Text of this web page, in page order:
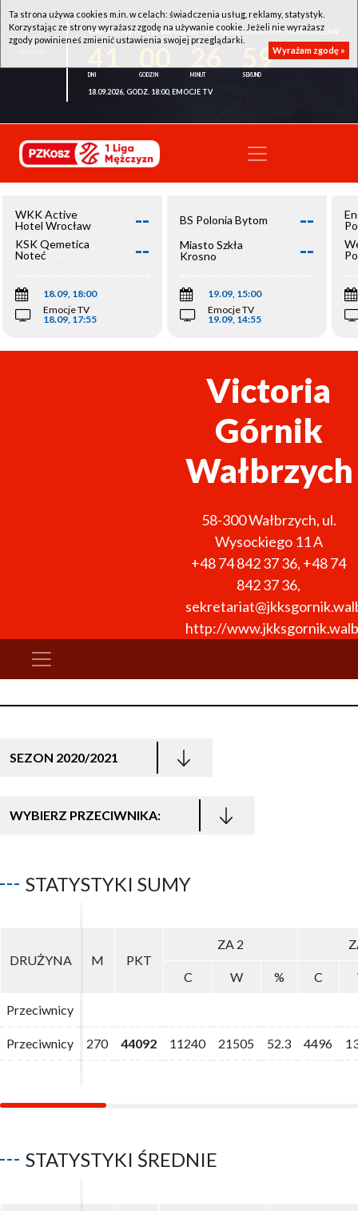
WKK ACTIVE HOTEL WROCŁAW - KSK QEMETICA NOTEĆ INOWROCŁAW
59
18.09.2026, GODZ. 18:00, EMOCJE TV
WKK Active
Hotel Wrocław
--
KSK Qemetica
Noteć
Inowrocław
--
18.09, 18:00
Emocje TV
18.09, 17:55
BS Polonia Bytom --
Miasto Szkła
Krosno
--
19.09, 15:00
Emocje TV
19.09, 14:55
Victoria
Górnik
Wałbrzych
58-300Wałbrzych, ul.
Wysockiego 11 A
+48 74 842 37 36, +48 74
842 37 36,
http://
SEZON 2020/2021
WYBIERZ PRZECIWNIKA:
STATYSTYKI SUMY
DRUŻYNA M PKT
ZA 2
C W % C
Przeciwnicy
Przeciwnicy 270 44092 11240 21505 52.3 4496
DRUŻYNA M PKT
ZA 2
C W % C
Przeciwnicy
Przeciwnicy 270 44092 11240 21505 52.3 4496
STATYSTYKI ŚREDNIE
Ta strona używa cookies m.in. w celach: świadczenia usług, reklamy, statystyk.
Korzystając ze strony wyrażasz zgodę na używanie cookie. Jeżeli nie wyrażasz
zgody powinieneś zmienić ustawienia swojej przeglądarki.
Wyrażam zgodę »